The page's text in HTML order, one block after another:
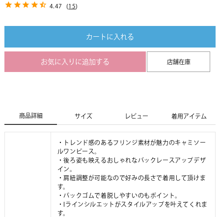
4.47 (15)
カートに入れる
お気に入りに追加する 店舗在庫
商品詳細 サイズ レビュー 着用アイテム
・トレンド感のあるフリンジ素材が魅力のキャミソー
ルワンピース。
・後ろ姿も映えるおしゃれなバックレースアップデザ
イン。
・肩紐調整が可能なので好みの長さで着用して頂けま
す。
・バックゴムで着脱しやすいのもポイント。
・Iラインシルエットがスタイルアップを叶えてくれま
す。